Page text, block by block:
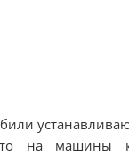
на машины